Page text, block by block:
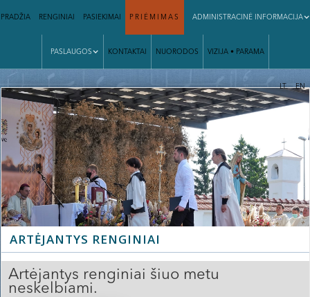
PRADŽIA RENGINIAI PASIEKIMAI PRIĖMIMAS ADMINISTRACINĖ INFORMACIJA
PASLAUGOS KONTAKTAI NUORODOS VIZIJA • PARAMA
| LT EN
ARTĖJANTYS RENGINIAI
Artėjantys renginiai šiuo metu
neskelbiami.